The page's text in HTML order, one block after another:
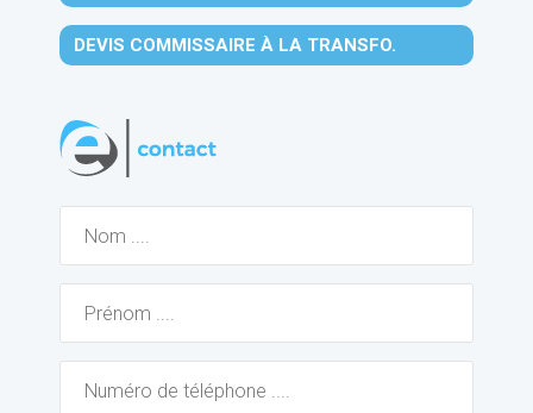
DEVIS COMMISSAIRE À LA TRANSFO.